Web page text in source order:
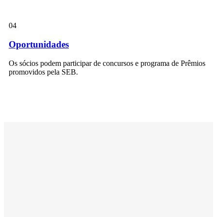
04
Oportunidades
Os sócios podem participar de concursos e programa de Prêmios
promovidos pela SEB.